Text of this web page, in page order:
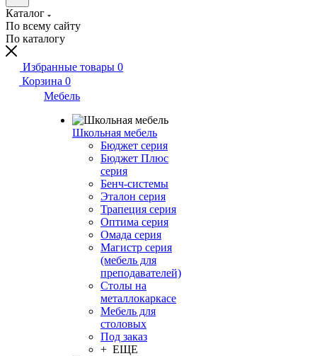
Каталог
По всему сайту
По каталогу
Избранные товары 0
Корзина 0
Мебель
Школьная мебель
Бюджет серия
Бюджет Плюс
серия
Бенч-системы
Эталон серия
Трапеция серия
Оптима серия
Омада серия
Магистр серия
(мебель для
преподавателей)
Столы на
металлокаркасе
Мебель для
столовых
Под заказ
+ ЕЩЕ